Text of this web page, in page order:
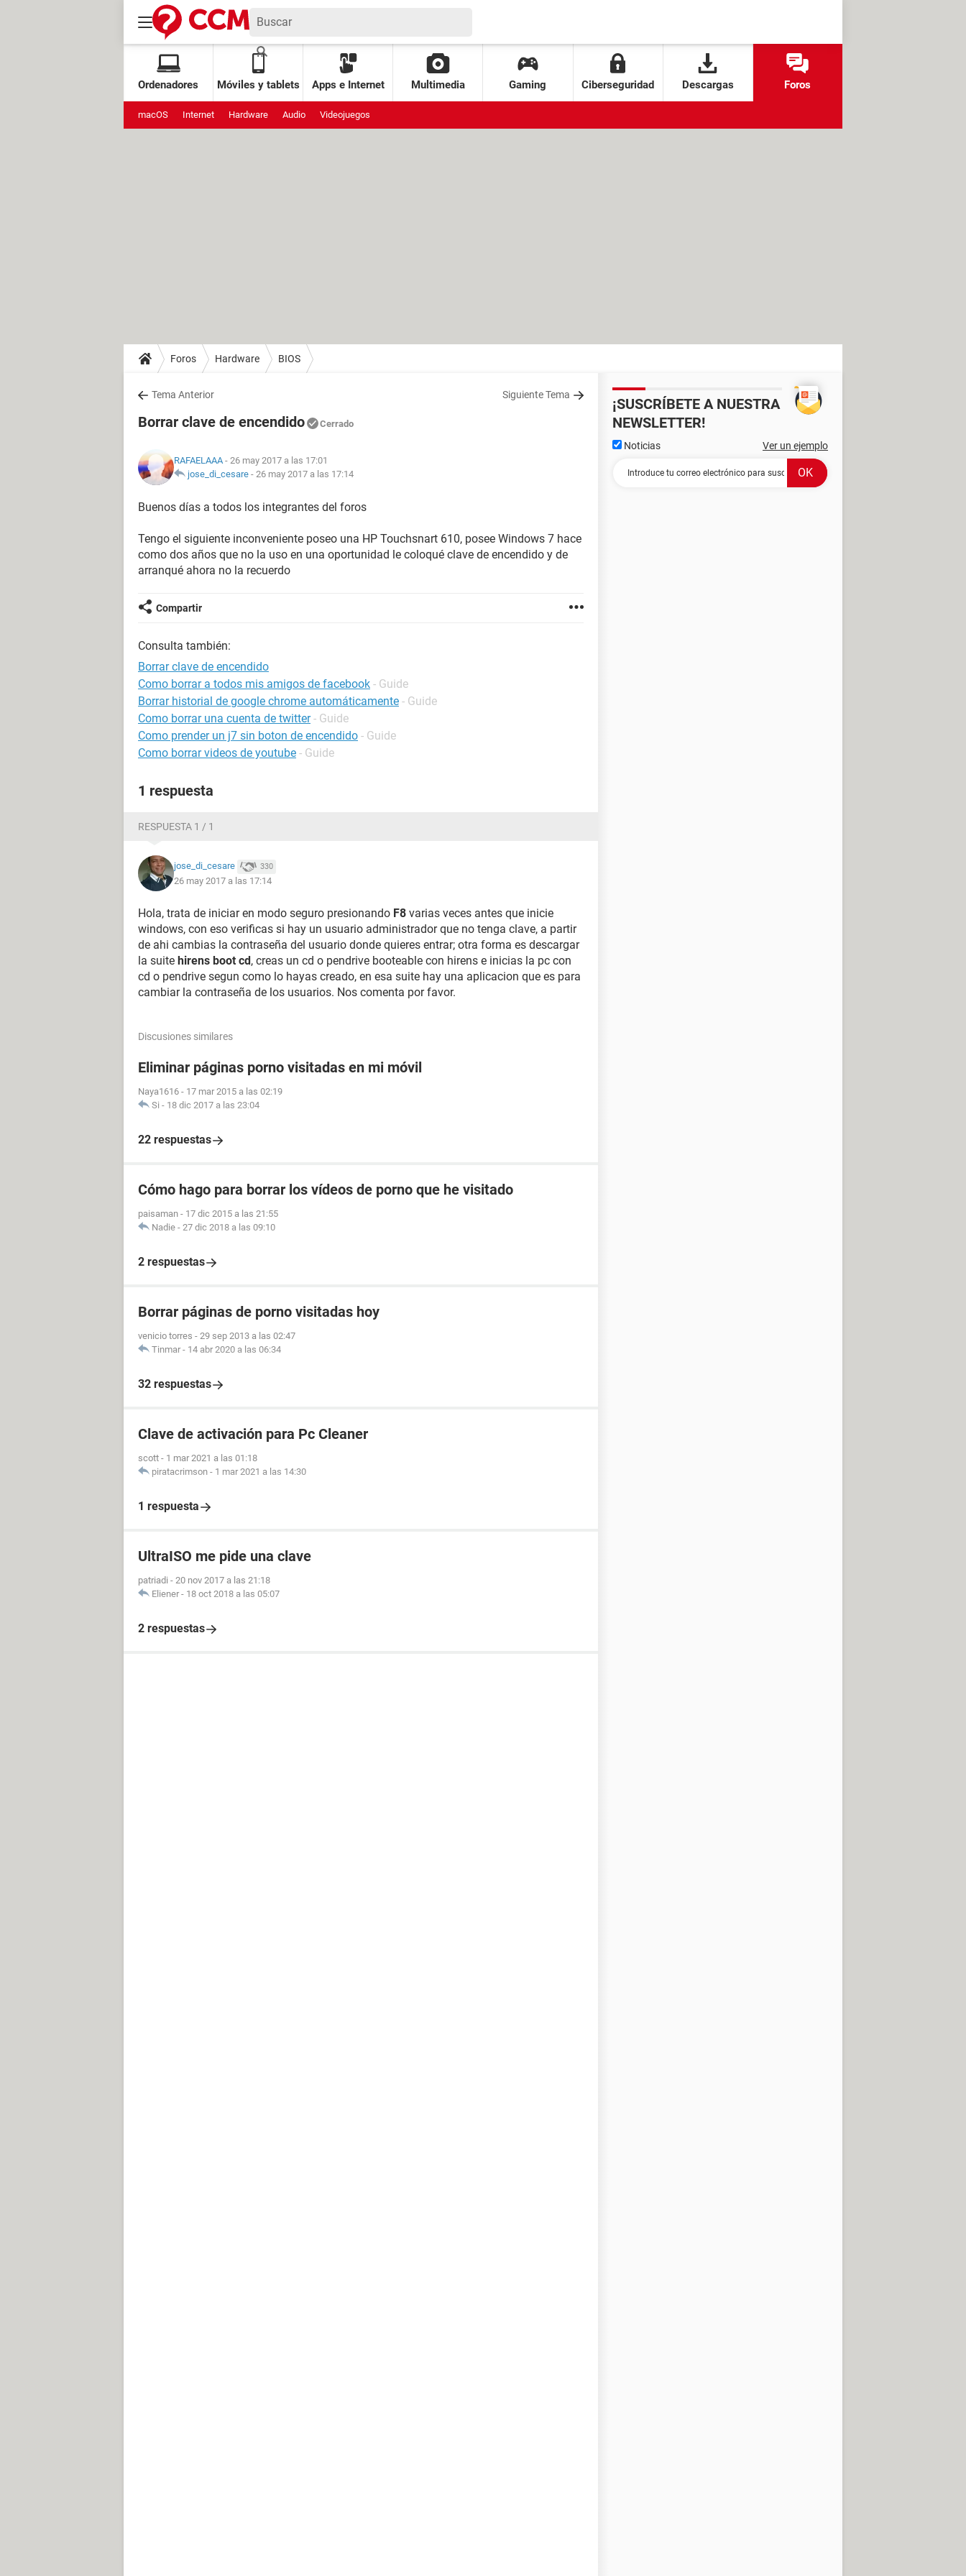
Ordenadores Móviles y tablets Apps e Internet Multimedia Gaming Ciberseguridad Descargas Foros
macOS Internet Hardware Audio Videojuegos
Foros Hardware BIOS
Tema Anterior Siguiente Tema
Borrar clave de encendido Cerrado
RAFAELAAA- 26 may 2017 a las 17:01
jose_di_cesare - 26 may 2017 a las 17:14
Buenos días a todos los integrantes del foros
Tengo el siguiente inconveniente poseo una HP Touchsnart 610, posee Windows 7 hace
como dos años que no la uso en una oportunidad le coloqué clave de encendido y de
arranqué ahora no la recuerdo
Compartir
Consulta también:
Borrar clave de encendido
Como borrar a todos mis amigos de facebook - Guide
Borrar historial de google chrome automáticamente - Guide
Como borrar una cuenta de twitter - Guide
Como prender un j7 sin boton de encendido - Guide
Como borrar videos de youtube - Guide
1 respuesta
RESPUESTA 1 / 1
jose_di_cesare 330
26 may 2017 a las 17:14
Hola, trata de iniciar en modo seguro presionando F8 varias veces antes que inicie
windows, con eso verificas si hay un usuario administrador que no tenga clave, a partir
de ahi cambias la contraseña del usuario donde quieres entrar; otra forma es descargar
la suite hirens boot cd, creas un cd o pendrive booteable con hirens e inicias la pc con
cd o pendrive segun como lo hayas creado, en esa suite hay una aplicacion que es para
cambiar la contraseña de los usuarios. Nos comenta por favor.
Discusiones similares
Eliminar páginas porno visitadas en mi móvil
Naya1616 - 17 mar 2015 a las 02:19
Si - 18 dic 2017 a las 23:04
22 respuestas
Cómo hago para borrar los vídeos de porno que he visitado
paisaman - 17 dic 2015 a las 21:55
Nadie - 27 dic 2018 a las 09:10
2 respuestas
Borrar páginas de porno visitadas hoy
venicio torres - 29 sep 2013 a las 02:47
Tinmar - 14 abr 2020 a las 06:34
32 respuestas
Clave de activación para Pc Cleaner
scott - 1 mar 2021 a las 01:18
piratacrimson - 1 mar 2021 a las 14:30
1 respuesta
UltraISO me pide una clave
patriadi - 20 nov 2017 a las 21:18
Eliener - 18 oct 2018 a las 05:07
2 respuestas
¡SUSCRÍBETE A NUESTRA
NEWSLETTER!
Noticias Ver un ejemplo